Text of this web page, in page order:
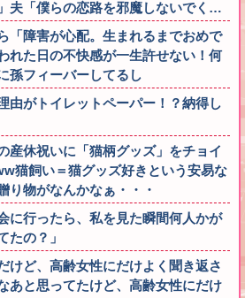
夫「僕らの恋路を邪魔しないでく…
「障害が心配。生まれるまでおめで
れた日の不快感が一生許せない！何
孫フィーバーしてるし
由がトイレットペーパー！？納得し
産休祝いに「猫柄グッズ」をチョイ
猫飼い＝猫グッズ好きという安易な
り物がなんかなぁ・・・
に行ったら、私を見た瞬間何人かが
たの？」
けど、高齢女性にだけよく聞き返さ
あと思ってたけど、高齢女性にだけ